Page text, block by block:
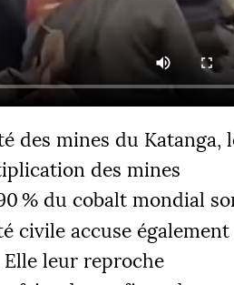
des mines du Katanga,
des mines
% du cobalt mondial
civile accuse également
leur reproche